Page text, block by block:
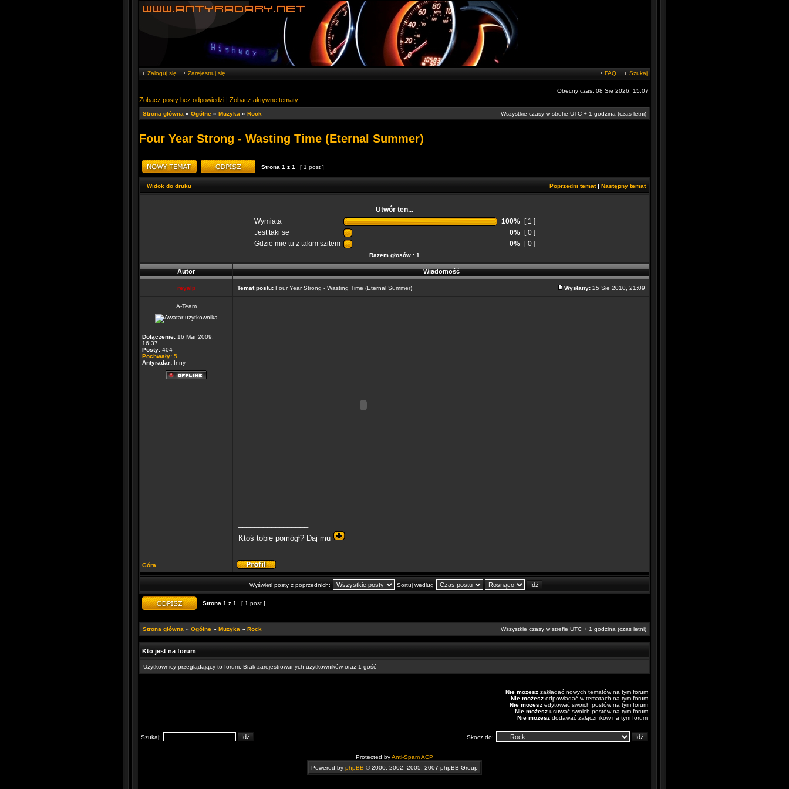
Zaloguj się Zarejestruj się FAQ Szukaj
Obecny czas: 08 Sie 2026, 15:07
Zobacz posty bez odpowiedzi | Zobacz aktywne tematy
Strona główna » Ogólne » Muzyka » Rock Wszystkie czasy w strefie UTC + 1 godzina (czas letni)
Four Year Strong - Wasting Time (Eternal Summer)
Strona 1 z 1 [ 1 post ]
Widok do druku Poprzedni temat| Następny temat
Utwór ten...
Wymiata
100%
[ 1 ]
Jest taki se
0%
[ 0 ]
Gdzie mie tu z takim szitem
0% [ 0 ]
Razem głosów : 1
Autor Wiadomość
reyalp Temat postu: Four Year Strong - Wasting Time (Eternal Summer) Wysłany: 25 Sie 2010, 21:09
A-Team
Dołączenie: 16 Mar 2009,
16:37
Posty: 404
Pochwały: 5
Antyradar: Inny
Ktoś tobie pomógł? Daj mu
Góra
Wyświetl posty z poprzednich: Sortuj według
Strona 1 z 1 [ 1 post ]
Strona główna » Ogólne » Muzyka » Rock Wszystkie czasy w strefie UTC + 1 godzina (czas letni)
Kto jest na forum
Użytkownicy przeglądający to forum: Brak zarejestrowanych użytkowników oraz 1 gość
Nie możesz zakładać nowych tematów na tym forum
Nie możesz odpowiadać w tematach na tym forum
Nie możesz edytować swoich postów na tym forum
Nie możesz usuwać swoich postów na tym forum
Nie możesz dodawać załączników na tym forum
Szukaj: Skocz do:
Protected byAnti-Spam ACP
Powered by phpBB © 2000, 2002, 2005, 2007 phpBB Group